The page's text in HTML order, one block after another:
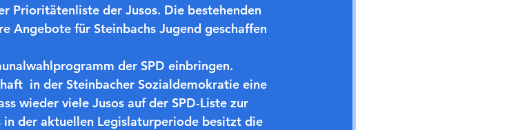
Prioritätenliste der Jusos. Die bestehenden
Angebote für Steinbachs Jugend geschaffen
der SPD einbringen.
in der Steinbacher Sozialdemokratie eine
wieder viele Jusos auf der SPD-Liste zur
der aktuellen Legislaturperiode besitzt die